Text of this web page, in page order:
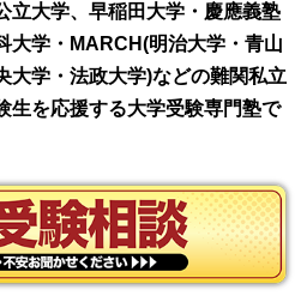
立大学、早稲田大学・慶應義塾
大学・MARCH(明治大学・青山
大学・法政大学)などの難関私立
生を応援する大学受験専門塾で